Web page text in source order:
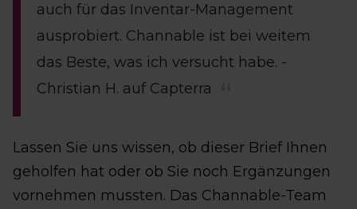
auch für das Inventar-Management
ausprobiert. Channable ist bei weitem
das Beste, was ich versucht habe. -
Christian H. auf Capterra
Lassen Sie uns wissen, ob dieser Brief Ihnen
geholfen hat oder ob Sie noch Ergänzungen
vornehmen mussten. Das Channable-Team